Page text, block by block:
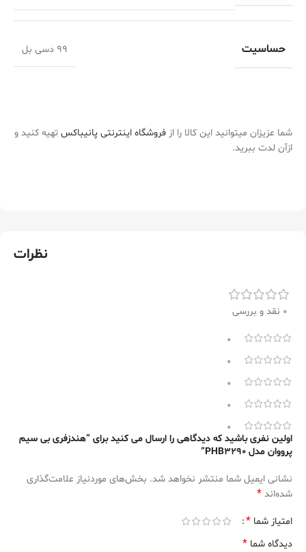
حساسیت ۹۹ دسی بل
شما عزیزان میتوانید این کالا را از فروشگاه اینترنتی پانیباکس تهیه کنید و
ازآن لدت ببرید.
نظرات
0 نقد و بررسی
0
0
0
0
0
اولین نفری باشید که دیدگاهی را ارسال می کنید برای “هندزفری بی سیم
پرووان مدل PHB3290”
نشانی ایمیل شما منتشر نخواهد شد. بخش‌های موردنیاز علامت‌گذاری
شده‌اند *
امتیاز شما *
دیدگاه شما *